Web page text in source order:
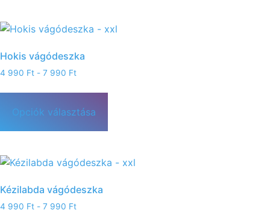
Hokis vágódeszka
4 990 Ft - 7 990 Ft
Opciók választása
Kézilabda vágódeszka
4 990 Ft - 7 990 Ft